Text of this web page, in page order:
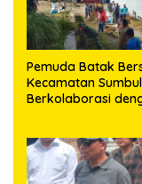
Pemuda Batak
Kecamatan Sumbul
Berkolaborasi
023/KS dan HUT
Kemerdekaan RI